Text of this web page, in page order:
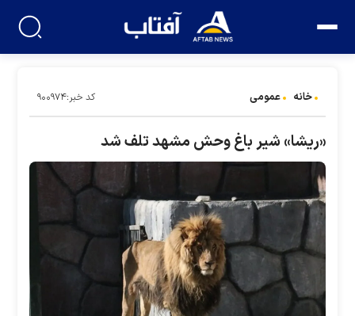
خانه عمومی کد خبر:۹۰۰۹۷۴
«ریشا» شیر باغ وحش مشهد تلف شد